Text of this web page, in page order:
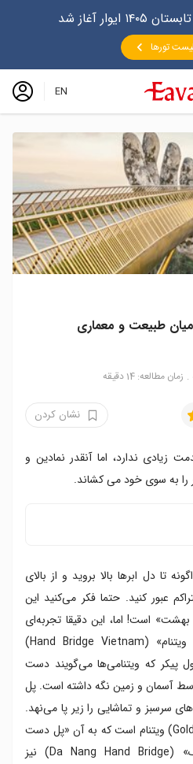
آغاز شد
لیست تورها
EN
طبیعت و معماری
زمان مطالعه: 14 دقیقه
نشان کردن
زیادی ندارد، اما آنقدر نمادین و
را به سوی خود می کشاند.
دست خدا ویتنام
خدا
خدا
کنیم؟
دست خدا ویتنام
ها
تا دل ابرها بالا بروید و از بالای
عبور کنید. حتما فکر می‌کنید این
است! اما، این دقیقا تجربه‌ای
است که در «پل دست خدا ویتنام» (Hand Bridge Vietnam)
که ویتنامی‌ها می‌گویند دست
آسمان و زمین نگه داشته است. پل
سرسبز و تماشایی را زیر پا می‌نهد.
اینجا «پل طلایی» (Golden Bridge) ویتنام است که به آن «پل دست
ویتنام» یا «پل دست دانانگ» (Da Nang Hand Bridge) نیز